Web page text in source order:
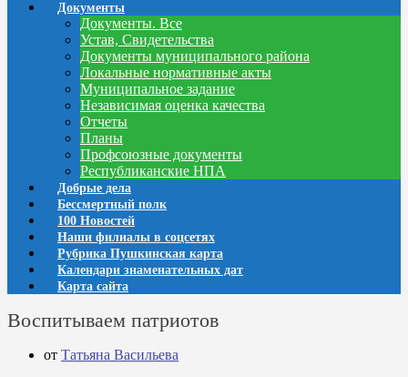
Документы
Документы. Все
Устав, Свидетельства
Документы муниципального района
Локальные нормативные акты
Муниципальное задание
Независимая оценка качества
Отчеты
Планы
Профсоюзные документы
Республиканские НПА
Добрые дела
Бессмертный полк
100 Новостей
Наши филиалы в соцсетях
Рубрика Пушкинская карта
Календари знаменательных дат
Карта сайта
Воспитываем патриотов
от Татьяна Васильева